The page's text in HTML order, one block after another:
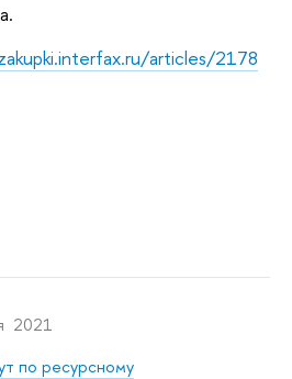
articles/2178
2021
по ресурсному